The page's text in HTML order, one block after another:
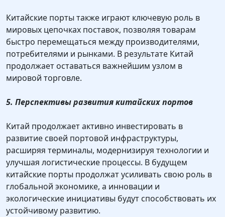
Китайские порты также играют ключевую роль в
мировых цепочках поставок, позволяя товарам
быстро перемещаться между производителями,
потребителями и рынками. В результате Китай
продолжает оставаться важнейшим узлом в
мировой торговле.
5. Перспективы развития китайских портов
Китай продолжает активно инвестировать в
развитие своей портовой инфраструктуры,
расширяя терминалы, модернизируя технологии и
улучшая логистические процессы. В будущем
китайские порты продолжат усиливать свою роль в
глобальной экономике, а инновации и
экологические инициативы будут способствовать их
устойчивому развитию.